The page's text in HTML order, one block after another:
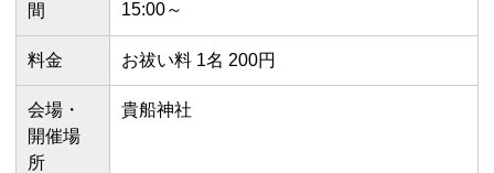
間
15:00～
料金 お祓い料 1名 200円
会場・
開催場
所
貴船神社